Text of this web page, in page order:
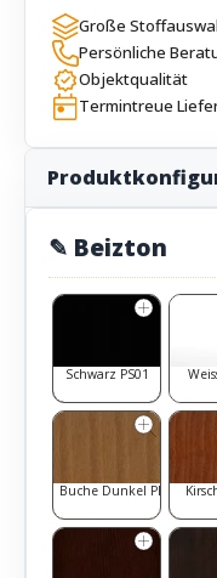
Große
Persönliche
Objektqualität
Termintreue
✎ Beizton
Schwarz PS01
Buche Dunkel PBD1